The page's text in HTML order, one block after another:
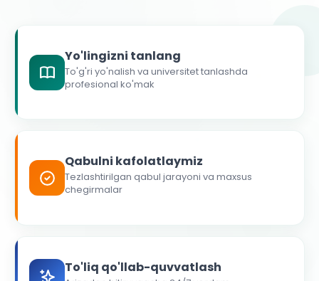
Yo'lingizni tanlang
To'g'ri yo'nalish va universitet tanlashda
profesional ko'mak
Qabulni kafolatlaymiz
Tezlashtirilgan qabul jarayoni va maxsus
chegirmalar
To'liq qo'llab-quvvatlash